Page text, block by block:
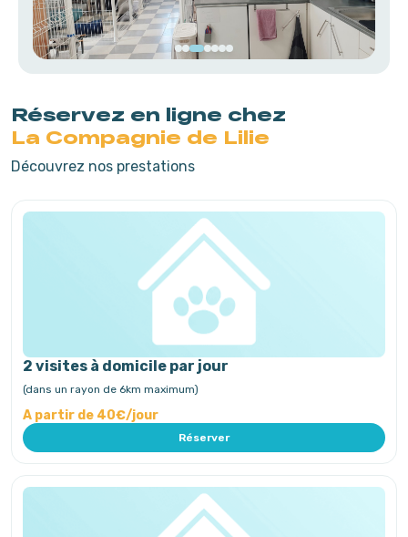
Réservez en ligne chez
La Compagnie de Lilie
Découvrez nos prestations
2 visites à domicile par jour
(dans un rayon de 6km maximum)
A partir de 40€/jour
Réserver